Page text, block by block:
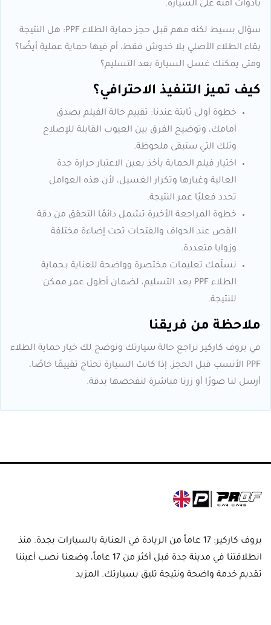
بأدوات آمنة على السيارة.
سؤال بسيط لكنه مهم قبل حجز حماية الطلاء PPF: هل النتيجة
بقاء الطلاء الأصلي بلا خدوش فقط، أم فيها حماية عملية أيضًا؟
ومتى يمكنك غسل السيارة بعد التسليم؟
كيف تميز التنفيذ الاحترافي؟
خطوة أولى ثابتة عندنا: تقييم حالة الفيلم بصدق
أمامك، وتوضيح الفرق بين العيوب القابلة للإصلاح
وتلك التي ستبقى ملحوظة.
اختيار فيلم الحماية يأخذ بعين الاعتبار حرارة جدة
العالية وغبارها وتكرار الغسيل، لأن هذه العوامل
تحدد فعليًا عمر النتيجة.
خطوة المراجعة الأخيرة تشمل دائمًا التحقق من دقة
القص عند الحواف والفتحات تحت إضاءة مختلفة
وزوايا متعددة.
نسلّمك تعليمات مختصرة وواضحة للعناية بـحماية
الطلاء PPF بعد التسليم، لضمان أطول عمر ممكن
للنتيجة.
ملاحظة من فريقنا
في بروف كاركير نراجع حالة سيارتك ونوضح لك خيار حماية الطلاء
PPF الأنسب قبل الحجز. إذا كانت السيارة تحتاج تقييمًا خاصًا،
أرسل لنا صورًا أو زرنا مباشرة لنفحصها بدقة.
بروف كاركير: 17 عاماً من الريادة في العناية بالسيارات بجدة. منذ
انطلاقتنا في مدينة جدة قبل أكثر من 17 عاماً، وضعنا نصب أعيننا
تقديم خدمة واضحة ونتيجة تليق بسيارتك. المزيد